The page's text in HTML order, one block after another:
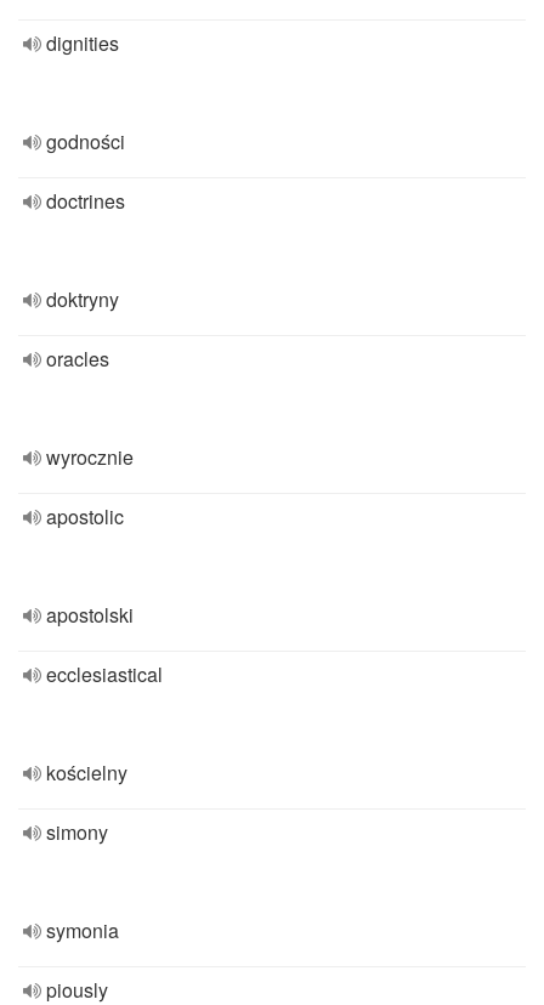
dignities
godności
doctrines
doktryny
oracles
wyrocznie
apostolic
apostolski
ecclesiastical
kościelny
simony
symonia
piously